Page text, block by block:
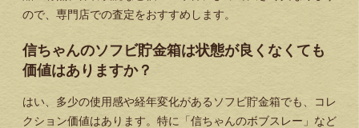
ので、専門店での査定をおすすめします。
信ちゃんのソフビ貯金箱は状態が良くなくても
価値はありますか？
はい、多少の使用感や経年変化があるソフビ貯金箱でも、コレ
クション価値はあります。特に「信ちゃんのボブスレー」など